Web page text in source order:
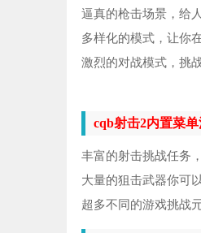
逼真的枪击场景，给
多样化的模式，让你
激烈的对战模式，挑
cqb射击2内置菜
丰富的射击挑战任务
大量的狙击武器你可
超多不同的游戏挑战